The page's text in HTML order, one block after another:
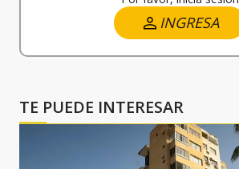
INGRESA
TE PUEDE INTERESAR